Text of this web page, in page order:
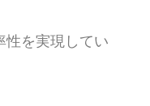
性を実現してい